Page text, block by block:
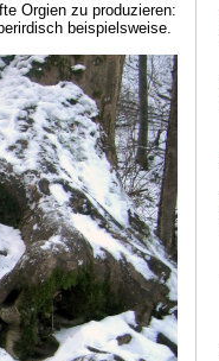
Orgien zu produzieren:
beispielsweise.